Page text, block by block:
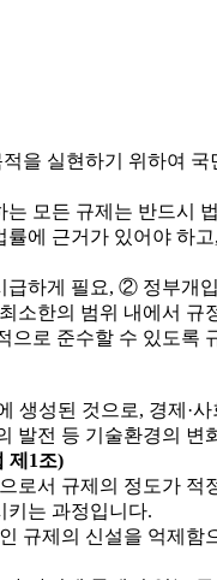
을 실현하기 위하여
모든 규제는 반드시
에 근거가 있어야 하
하게 필요, ② 정부개
소한의 범위 내에서 규
으로 준수할 수 있도록
생성된 것으로, 경제·
발전 등 기술환경의
제1조)
로서 규제의 정도가
키는 과정입니다.
규제의 신설을 억제